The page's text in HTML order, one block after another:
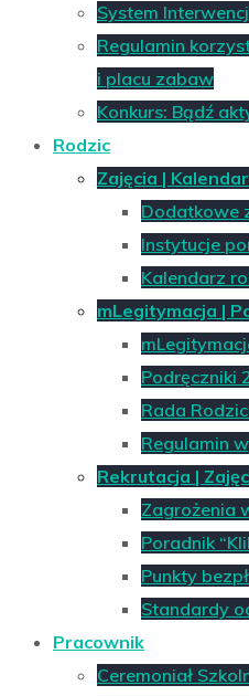
System
Regulamin
i placu zabaw
Konkurs: Bądź
Rodzic
Zajęcia |
Dodatkowe
Instytucje
Kalendarz
mLegitymacja |
Podręczniki
Rada
Regulamin
Rekrutacja |
Zagrożenia
Poradnik
Punkty
Standardy
Pracownik
Ceremoniał